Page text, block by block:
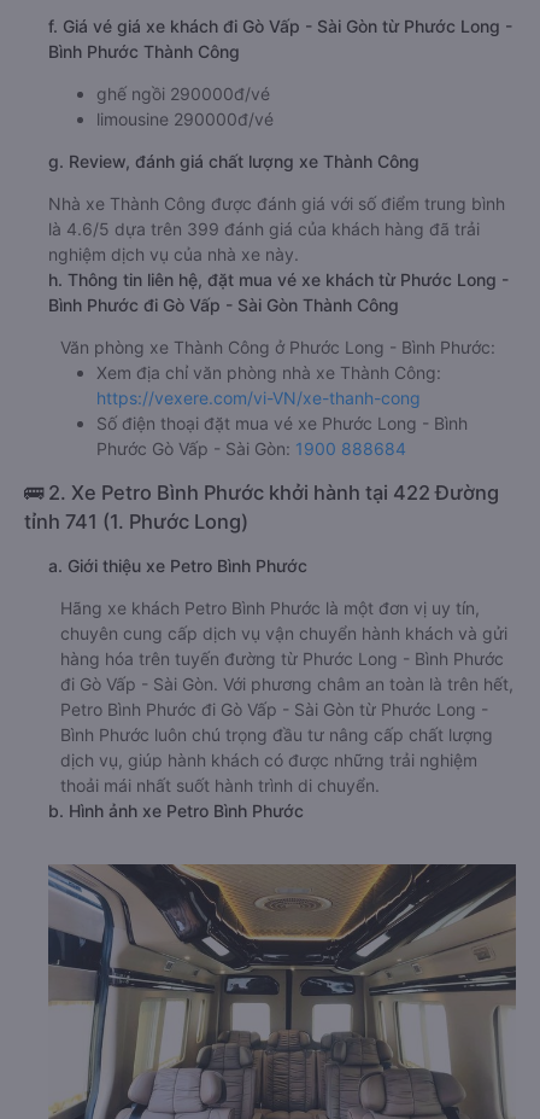
f. Giá vé giá xe khách đi Gò Vấp - Sài Gòn từ Phước Long -
Bình Phước Thành Công
ghế ngồi 290000đ/vé
limousine 290000đ/vé
g. Review, đánh giá chất lượng xe Thành Công
Nhà xe Thành Công được đánh giá với số điểm trung bình
là 4.6/5 dựa trên 399 đánh giá của khách hàng đã trải
nghiệm dịch vụ của nhà xe này.
h. Thông tin liên hệ, đặt mua vé xe khách từ Phước Long -
Bình Phước đi Gò Vấp - Sài Gòn Thành Công
Văn phòng xe Thành Công ở Phước Long - Bình Phước:
Xem địa chỉ văn phòng nhà xe Thành Công:
https://vexere.com/vi-VN/xe-thanh-cong
Số điện thoại đặt mua vé xe Phước Long - Bình
Phước Gò Vấp - Sài Gòn: 1900 888684
🚌 2. Xe Petro Bình Phước khởi hành tại 422 Đường
tỉnh 741 (1. Phước Long)
a. Giới thiệu xe Petro Bình Phước
Hãng xe khách Petro Bình Phước là một đơn vị uy tín,
chuyên cung cấp dịch vụ vận chuyển hành khách và gửi
hàng hóa trên tuyến đường từ Phước Long - Bình Phước
đi Gò Vấp - Sài Gòn. Với phương châm an toàn là trên hết,
Petro Bình Phước đi Gò Vấp - Sài Gòn từ Phước Long -
Bình Phước luôn chú trọng đầu tư nâng cấp chất lượng
dịch vụ, giúp hành khách có được những trải nghiệm
thoải mái nhất suốt hành trình di chuyển.
b. Hình ảnh xe Petro Bình Phước